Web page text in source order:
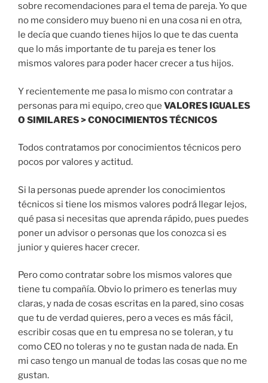
sobre recomendaciones para el tema de pareja. Yo que
no me considero muy bueno ni en una cosa ni en otra,
le decía que cuando tienes hijos lo que te das cuenta
que lo más importante de tu pareja es tener los
mismos valores para poder hacer crecer a tus hijos.
Y recientemente me pasa lo mismo con contratar a
personas para mi equipo, creo que VALORES IGUALES
O SIMILARES > CONOCIMIENTOS TÉCNICOS
Todos contratamos por conocimientos técnicos pero
pocos por valores y actitud.
Si la personas puede aprender los conocimientos
técnicos si tiene los mismos valores podrá llegar lejos,
qué pasa si necesitas que aprenda rápido, pues puedes
poner un advisor o personas que los conozca si es
junior y quieres hacer crecer.
Pero como contratar sobre los mismos valores que
tiene tu compañía. Obvio lo primero es tenerlas muy
claras, y nada de cosas escritas en la pared, sino cosas
que tu de verdad quieres, pero a veces es más fácil,
escribir cosas que en tu empresa no se toleran, y tu
como CEO no toleras y no te gustan nada de nada. En
mi caso tengo un manual de todas las cosas que no me
gustan.